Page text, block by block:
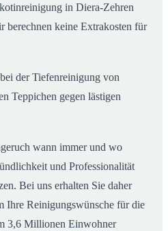
in Diera-Zehren
berechnen keine Extrakosten für
der Tiefenreinigung von
Teppichen gegen lästigen
wann immer und wo
und Professionalität
Bei uns erhalten Sie daher
Ihre Reinigungswünsche für die
3,6 Millionen Einwohner